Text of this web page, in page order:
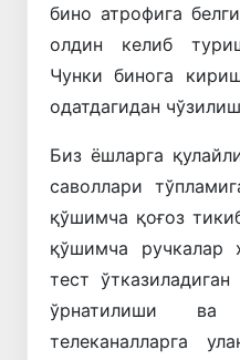
бино атрофига
олдин келиб
Чунки бинога
одатдагидан
Биз ёшларга
саволлари
қўшимча қоғоз
қўшимча ручкалар
тест
ўрнатилиши ва
телеканалларга